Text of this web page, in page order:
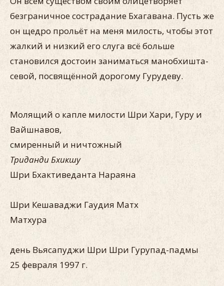
безграничное сострадание Бхагавана. Пусть же
он щедро прольёт на меня милость, чтобы этот
жалкий и низкий его слуга всё больше
становился достоин заниматься манобхишта-
севой, посвящённой дорогому Гурудеву.
Молящий о капле милости Шри Хари, Гуру и
Вайшнавов,
смиренный и ничтожный
Триданди Бхикшу
Шри Бхактиведанта Нараяна
Шри Кешаваджи Гаудия Матх
Матхура
день Вьясапуджи Шри Шри Гурупад-падмы
25 февраля 1997 г.